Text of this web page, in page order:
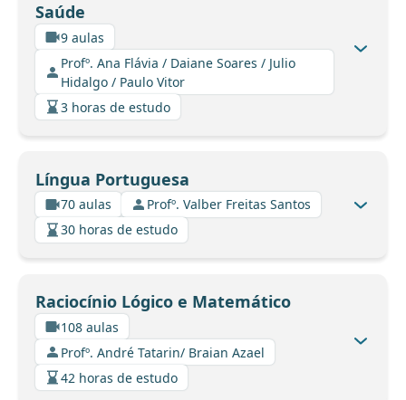
Saúde
9 aulas
Profº. Ana Flávia / Daiane Soares / Julio
Hidalgo / Paulo Vitor
3 horas de estudo
Língua Portuguesa
70 aulas
Profº. Valber Freitas Santos
30 horas de estudo
Raciocínio Lógico e Matemático
108 aulas
Profº. André Tatarin/ Braian Azael
42 horas de estudo